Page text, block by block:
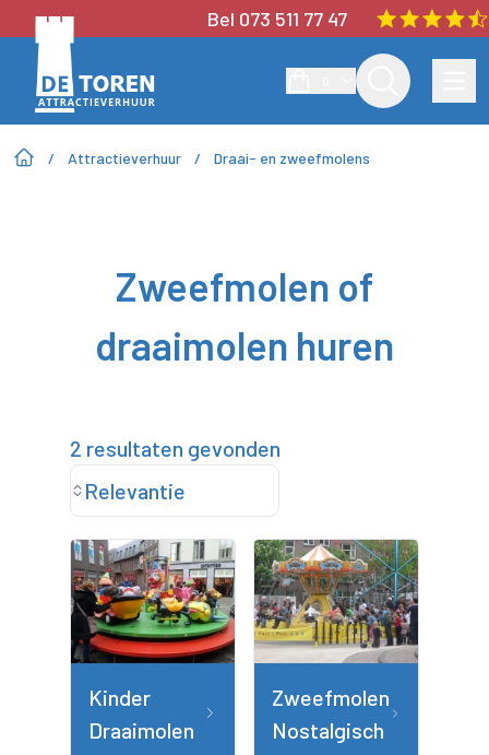
Bel 073 511 77 47
/ Attractieverhuur / Draai- en zweefmolens
Zweefmolen of
draaimolen huren
2 resultaten gevonden
Relevantie
Kinder
Draaimolen
Zweefmolen
Nostalgisch